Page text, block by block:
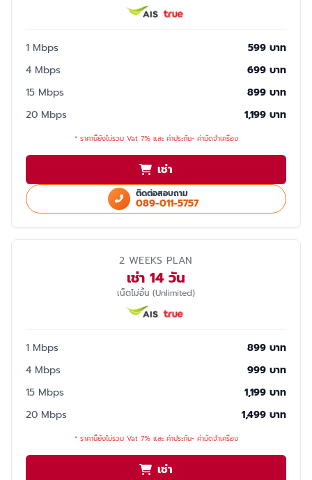
1 Mbps
599 บาท
4 Mbps
699 บาท
15 Mbps
899 บาท
20 Mbps
1,199 บาท
* ราคานี้ยังไม่รวม Vat 7% และ ค่าประกัน- ค่ามัดจำเครื่อง
เช่า
ติดต่อสอบถาม
089-011-5757
2 WEEKS PLAN
เช่า 14 วัน
เน็ตไม่อั้น (Unlimited)
1 Mbps
899 บาท
4 Mbps
999 บาท
15 Mbps
1,199 บาท
20 Mbps
1,499 บาท
* ราคานี้ยังไม่รวม Vat 7% และ ค่าประกัน- ค่ามัดจำเครื่อง
เช่า